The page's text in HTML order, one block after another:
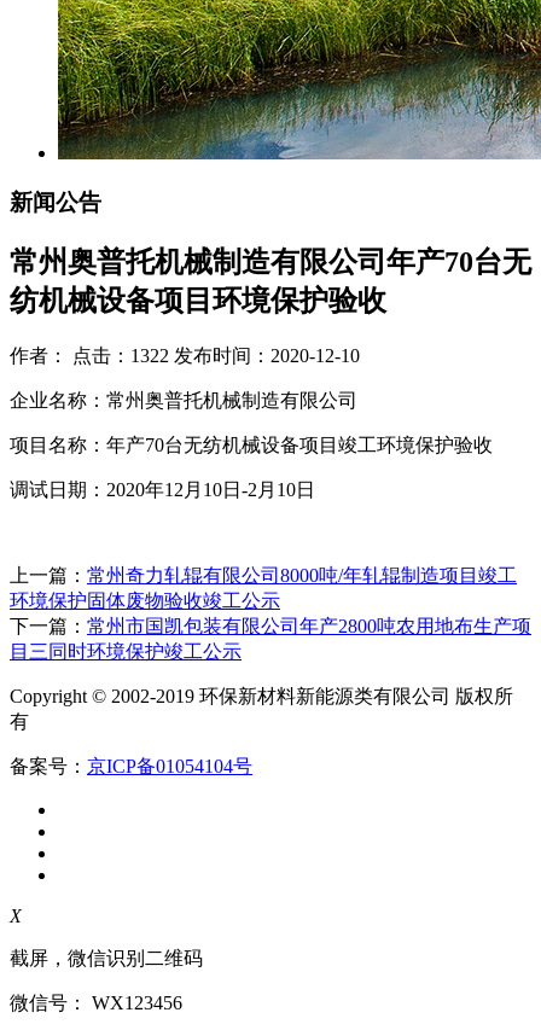
新闻公告
常州奥普托机械制造有限公司年产70台无
纺机械设备项目环境保护验收
作者： 点击：1322 发布时间：2020-12-10
企业名称：常州奥普托机械制造有限公司
项目名称：年产70台无纺机械设备项目竣工环境保护验收
调试日期：2020年12月10日-2月10日
上一篇： 常州奇力轧辊有限公司8000吨/年轧辊制造项目竣工
环境保护固体废物验收竣工公示
下一篇： 常州市国凯包装有限公司年产2800吨农用地布生产项
目三同时环境保护竣工公示
Copyright © 2002-2019 环保新材料新能源类有限公司 版权所
有
备案号： 京ICP备01054104号
X
截屏，微信识别二维码
微信号： WX123456